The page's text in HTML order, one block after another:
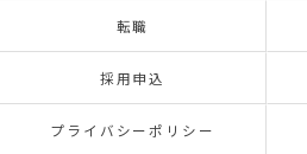
転職
採用申込
プライバシーポリシー